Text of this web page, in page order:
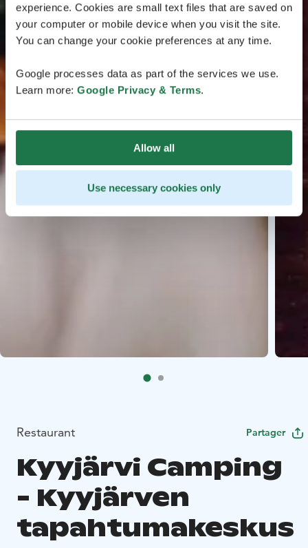
experience. Cookies are small text files that are saved on
your computer or mobile device when you visit the site.
You can change your cookie preferences at any time.
Google processes data as part of the services we use.
Learn more: Google Privacy & Terms.
Allow all
Use necessary cookies only
Restaurant Partager
Kyyjärvi Camping
- Kyyjärven
tapahtumakeskus